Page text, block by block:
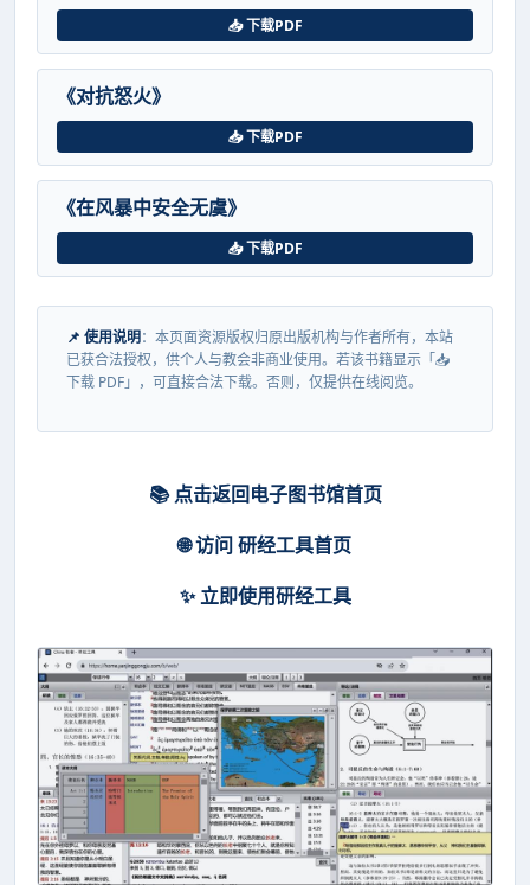
📥 下载PDF
《对抗怒火》
📥 下载PDF
《在风暴中安全无虞》
📥 下载PDF
📌 使用说明：本页面资源版权归原出版机构与作者所有，本站
已获合法授权，供个人与教会非商业使用。若该书籍显示「📥
下载 PDF」，可直接合法下载。否则，仅提供在线阅览。
📚 点击返回电子图书馆首页
🌐 访问 研经工具首页
✨ 立即使用研经工具